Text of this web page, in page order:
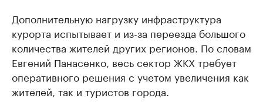
Дополнительную нагрузку инфраструктура
курорта испытывает и из-за переезда большого
количества жителей других регионов. По словам
Евгений Панасенко, весь сектор ЖКХ требует
оперативного решения с учетом увеличения как
жителей, так и туристов города.